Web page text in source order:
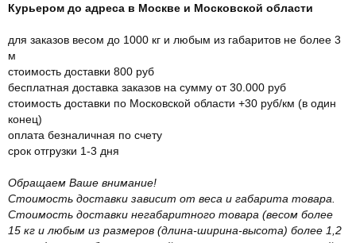
Курьером до адреса в Москве и Московской области
для заказов весом до 1000 кг и любым из габаритов не более 3
м
стоимость доставки 800 руб
бесплатная доставка заказов на сумму от 30.000 руб
стоимость доставки по Московской области +30 руб/км (в один
конец)
оплата безналичная по счету
срок отгрузки 1-3 дня
Обращаем Ваше внимание!
Стоимость доставки зависит от веса и габарита товара.
Стоимость доставки негабаритного товара (весом более
15 кг и любым из размеров (длина-ширина-высота) более 1,2